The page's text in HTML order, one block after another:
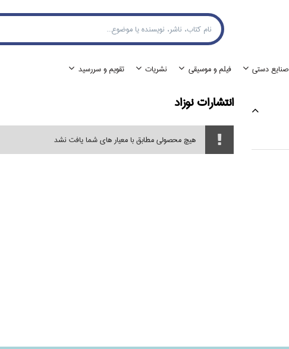
صنايع دستي فيلم و موسيقي نشريات تقويم و سررسيد
انتشارات نوزاد
هیچ محصولی مطابق با معیار های شما یافت نشد